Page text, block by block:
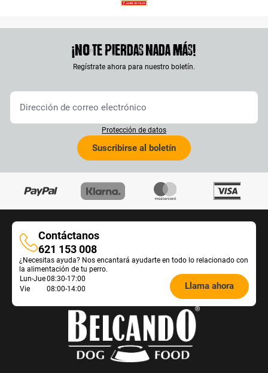
¡No te pierdas nada más!
Regístrate ahora para nuestro boletín.
Protección de datos
Suscribirse al boletín
Contáctanos
Contáctanos
621 153 008
¿Necesitas ayuda? Nos encantará ayudarte en todo lo relacionado con
la alimentación de tu perro.
Öffnungszeiten
Lun-Jue08:30-17:00
Vie
08:00-14:00 Llama ahora